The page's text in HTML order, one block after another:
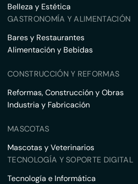
Belleza y Estética
GASTRONOMÍA Y ALIMENTACIÓN
Bares y Restaurantes
Alimentación y Bebidas
CONSTRUCCIÓN Y REFORMAS
Reformas, Construcción y Obras
Industria y Fabricación
MASCOTAS
Mascotas y Veterinarios
TECNOLOGÍA Y SOPORTE DIGITAL
Tecnología e Informática